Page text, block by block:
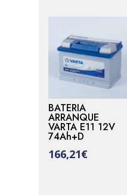
BATERIA
ARRANQUE
VARTA E11 12V
74Ah+D
166,21€